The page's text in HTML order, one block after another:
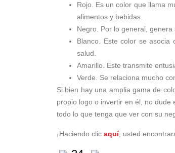
Rojo. Es un color que llama
alimentos y bebidas.
Negro. Por lo general, genera
Blanco. Este color se asocia
salud.
Amarillo. Este transmite
Verde. Se relaciona mucho
Si bien hay una amplia gama de
propio logo o invertir en él, no dude
todo lo que tenga que ver con su
¡Haciendo clic aquí, usted